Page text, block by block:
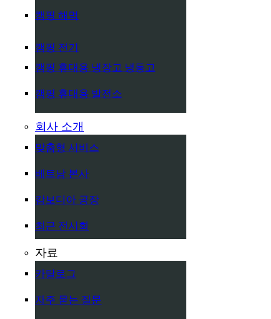
캠핑 해먹
캠핑 전기
캠핑 휴대용 냉장고 냉동고
캠핑 휴대용 발전소
회사 소개
맞춤형 서비스
베트남 본사
캄보디아 공장
최근 전시회
자료
카탈로그
자주 묻는 질문